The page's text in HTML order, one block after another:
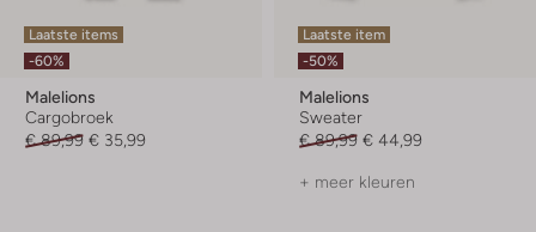
Laatste items
-60%
Malelions
Cargobroek
€ 89,99 € 35,99
Laatste item
-50%
Malelions
Sweater
€ 89,99 € 44,99
+ meer kleuren